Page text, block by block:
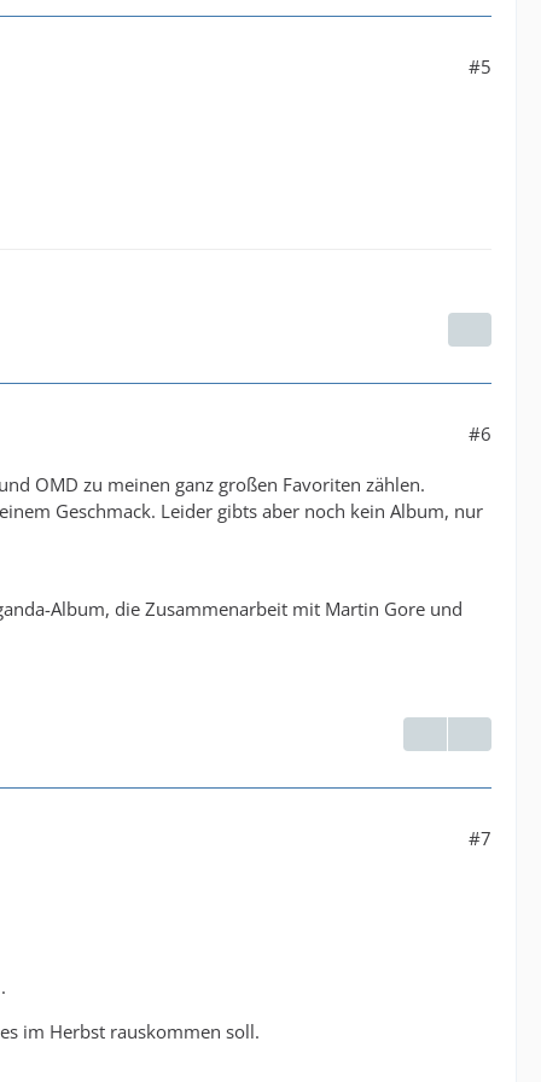
#5
#6
OMD zu meinen ganz großen Favoriten zählen.
Geschmack. Leider gibts aber noch kein Album, nur
Album, die Zusammenarbeit mit Martin Gore und
#7
im Herbst rauskommen soll.